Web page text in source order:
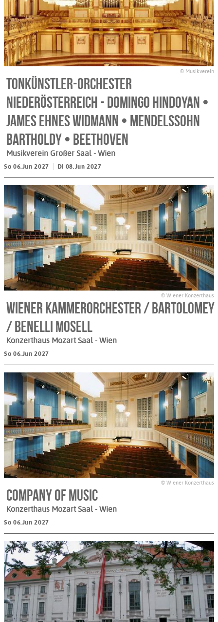
© Musikverein
Tonkünstler-Orchester
Niederösterreich - Domingo Hindoyan •
James Ehnes Widmann • Mendelssohn
Bartholdy • Beethoven
Musikverein Großer Saal - Wien
So 06.Jun 2027 Di 08.Jun 2027
© Wiener Konzerthaus
Wiener KammerOrchester / Bartolomey
/ Benelli Mosell
Konzerthaus Mozart Saal - Wien
So 06.Jun 2027
© Wiener Konzerthaus
Company of Music
Konzerthaus Mozart Saal - Wien
So 06.Jun 2027